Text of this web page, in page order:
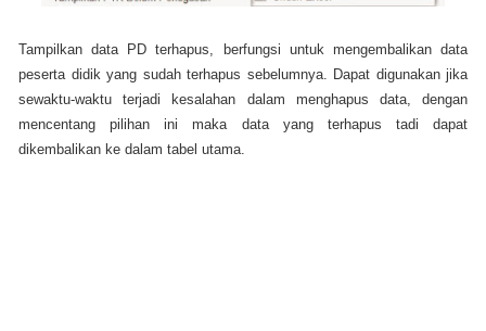
Tampilkan data PD terhapus, berfungsi untuk mengembalikan data
peserta didik yang sudah terhapus sebelumnya. Dapat digunakan jika
sewaktu-waktu terjadi kesalahan dalam menghapus data, dengan
mencentang pilihan ini maka data yang terhapus tadi dapat
dikembalikan ke dalam tabel utama.